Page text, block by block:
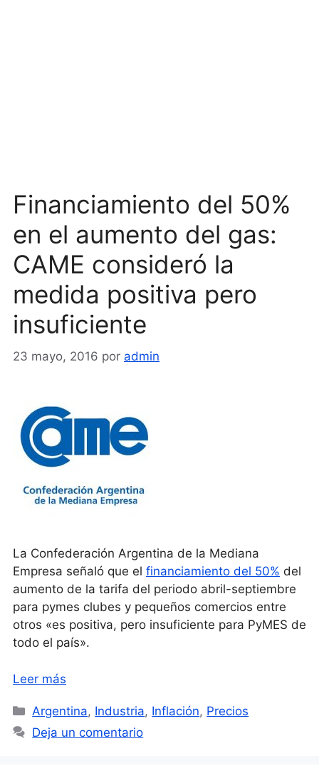
Financiamiento del 50%
en el aumento del gas:
CAME consideró la
medida positiva pero
insuficiente
23 mayo, 2016 por admin
La Confederación Argentina de la Mediana
Empresa señaló que el financiamiento del 50% del
aumento de la tarifa del periodo abril-septiembre
para pymes clubes y pequeños comercios entre
otros «es positiva, pero insuficiente para PyMES de
todo el país».
Leer más
Categorías
Argentina, Industria, Inflación, Precios
Deja un comentario